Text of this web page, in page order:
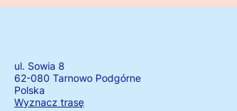
ul. Sowia 8
62-080 Tarnowo Podgórne
Polska
Wyznacz trasę